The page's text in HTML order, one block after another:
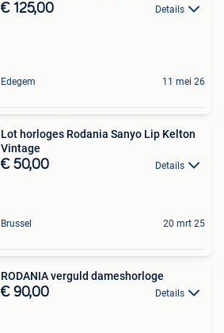
€ 125,00 Details
Edegem 11 mei 26
Lot horloges Rodania Sanyo Lip Kelton
Vintage
€ 50,00 Details
Brussel 20 mrt 25
RODANIA verguld dameshorloge
€ 90,00 Details